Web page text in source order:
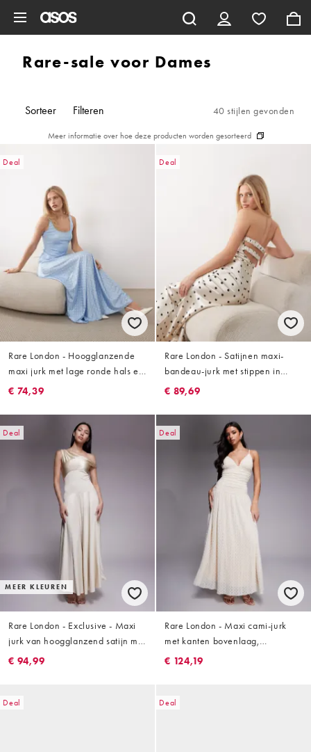
Rare-sale voor Dames
Sorteer Filteren 40 stijlen gevonden
Meer informatie over hoe deze producten worden gesorteerd
Deal
Rare London - Hoogglanzende
maxi jurk met lage ronde hals en
verlaagde taille in zachtblauw
€ 74,39
Deal
Rare London - Satijnen maxi-
bandeau-jurk met stippen in
crème en zwart
€ 89,69
Deal
MEER KLEUREN
Rare London - Exclusive - Maxi
jurk van hoogglanzend satijn met
verlaagde ronde taille in
€ 94,99
Deal
Rare London - Maxi cami-jurk
met kanten bovenlaag,
gerimpeld detail en verlaagde
€ 124,19
Deal Deal